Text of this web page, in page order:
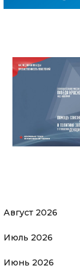
Август 2026
Июль 2026
Июнь 2026